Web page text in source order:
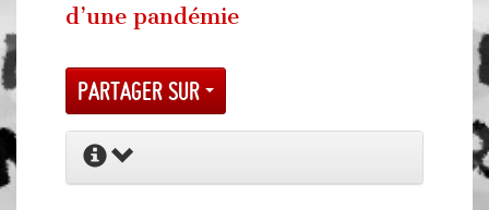
d’une pandémie
Partager sur